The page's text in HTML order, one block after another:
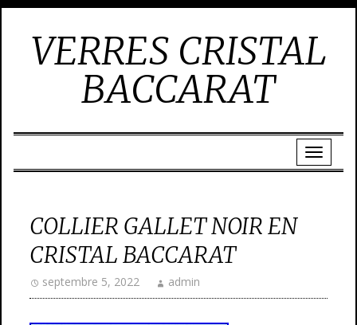
VERRES CRISTAL
BACCARAT
COLLIER GALLET NOIR EN
CRISTAL BACCARAT
septembre 5, 2022 admin